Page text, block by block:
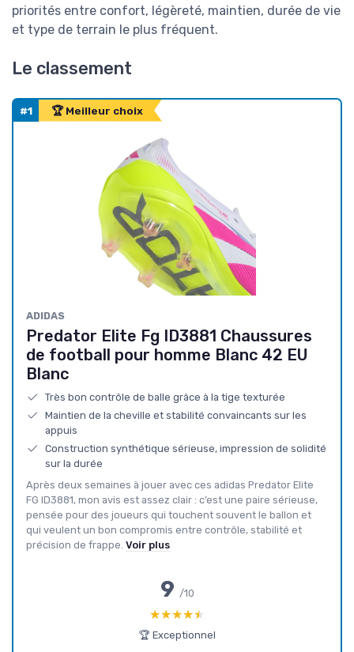
priorités entre confort, légèreté, maintien, durée de vie
et type de terrain le plus fréquent.
Le classement
#1 🏆 Meilleur choix
ADIDAS
Predator Elite Fg ID3881 Chaussures
de football pour homme Blanc 42 EU
Blanc
Très bon contrôle de balle grâce à la tige texturée
Maintien de la cheville et stabilité convaincants sur les
appuis
Construction synthétique sérieuse, impression de solidité
sur la durée
Après deux semaines à jouer avec ces adidas Predator Elite
FG ID3881, mon avis est assez clair : c’est une paire sérieuse,
pensée pour des joueurs qui touchent souvent le ballon et
qui veulent un bon compromis entre contrôle, stabilité et
précision de frappe. Voir plus
9 /10
★★★★★
★★★★★
🏆 Exceptionnel